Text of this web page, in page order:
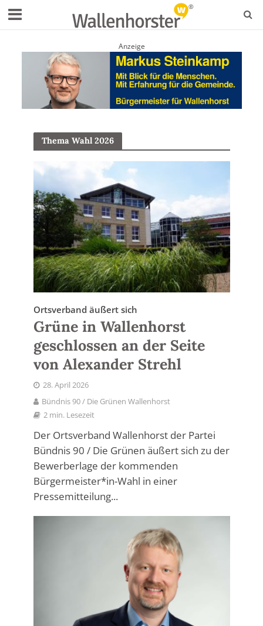
Anzeige
Thema Wahl 2026
Ortsverband äußert sich
Grüne in Wallenhorst
geschlossen an der Seite
von Alexander Strehl
28. April 2026
Bündnis 90 / Die Grünen Wallenhorst
2 min. Lesezeit
Der Ortsverband Wallenhorst der Partei
Bündnis 90 / Die Grünen äußert sich zu der
Bewerberlage der kommenden
Bürgermeister*in-Wahl in einer
Pressemitteilung...